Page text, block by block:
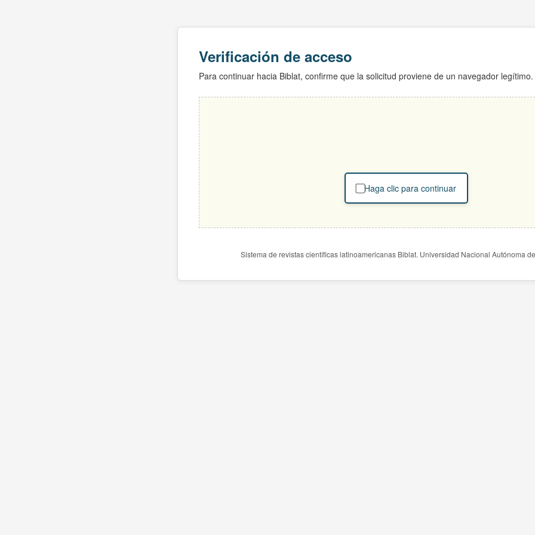
Verificación de acceso
Para continuar hacia Biblat, confirme que la solicitud proviene de un navegador legítimo.
Haga clic para continuar
Sistema de revistas científicas latinoamericanas Biblat. Universidad Nacional Autónoma